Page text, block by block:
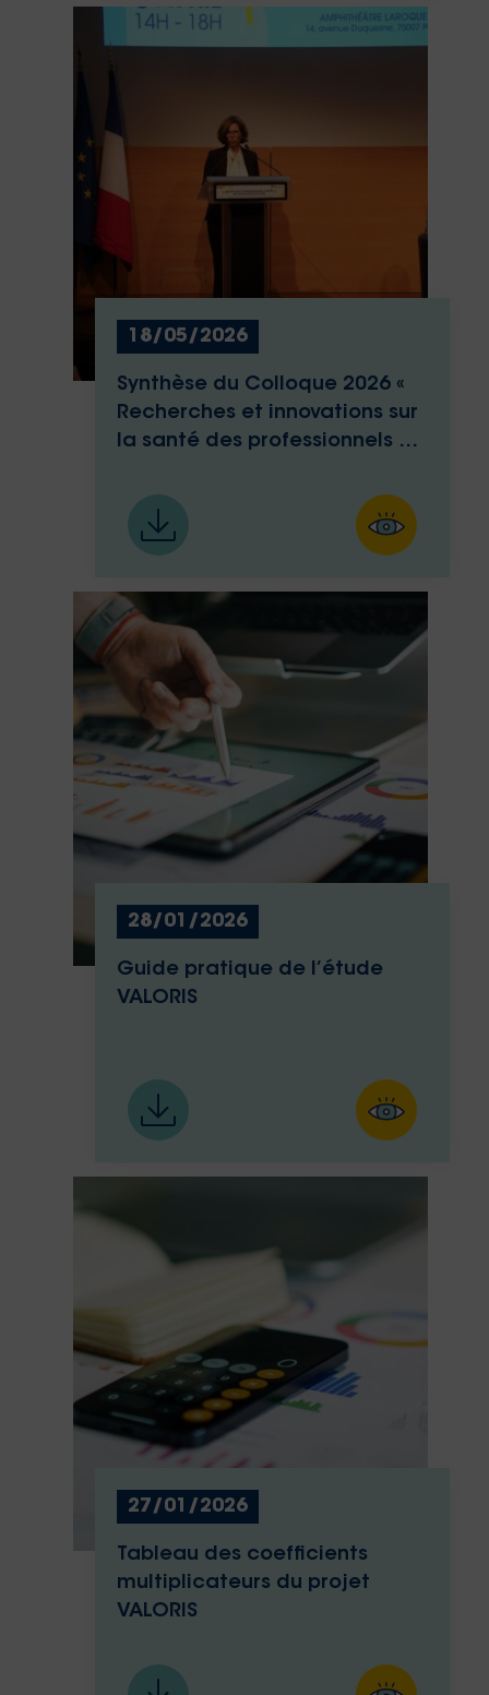
18/05/2026
Synthèse du Colloque 2026 «
Recherches et innovations sur
la santé des professionnels de
28/01/2026
Guide pratique de l’étude
VALORIS
27/01/2026
Tableau des coefficients
multiplicateurs du projet
VALORIS